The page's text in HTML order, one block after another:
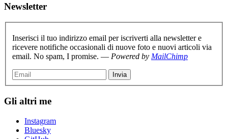
Newsletter
Inserisci il tuo indirizzo email per iscriverti alla newsletter e
ricevere notifiche occasionali di nuove foto e nuovi articoli via
email. No spam, I promise. — Powered by MailChimp
Gli altri me
Instagram
Bluesky